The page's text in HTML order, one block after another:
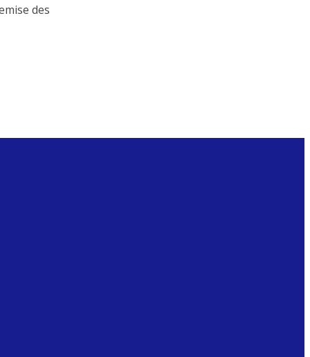
des